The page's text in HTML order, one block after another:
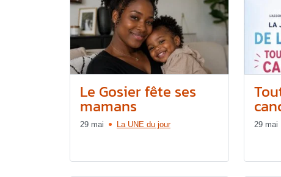
Le Gosier fête ses
mamans
29 mai La UNE du jour 29 mai